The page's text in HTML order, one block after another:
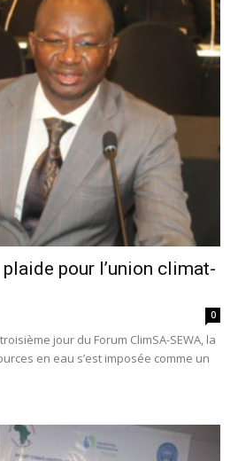
pour l’union climat-
0
jour du Forum ClimSA-SEWA, la
en eau s’est imposée comme un